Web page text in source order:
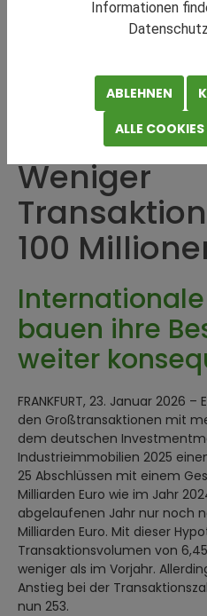
Industrie-
Weniger
100
bauen ihre
weiter
FRANKFURT, 23. Januar 2026
den Großtransaktionen mit
dem deutschen
Industrieimmobilien 2025
25 Abschlüssen mit einem
Milliarden Euro wie im Jahr
abgelaufenen Jahr nur noch
Milliarden Euro. Mit dieser
Transaktionsvolumen von
weniger als im Vorjahr.
Anstieg bei der
nun 253.
Informationen
ABLEHNEN
ALLE